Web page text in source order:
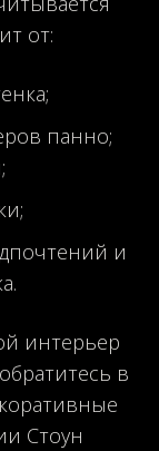
от:
панно;
и
интерьер
в
Стоун